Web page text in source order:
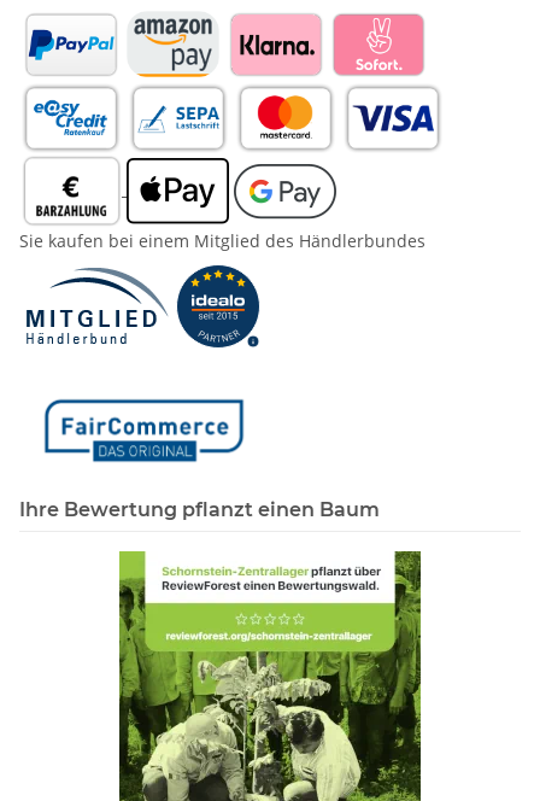
Sie kaufen bei einem Mitglied des Händlerbundes
Ihre Bewertung pflanzt einen Baum